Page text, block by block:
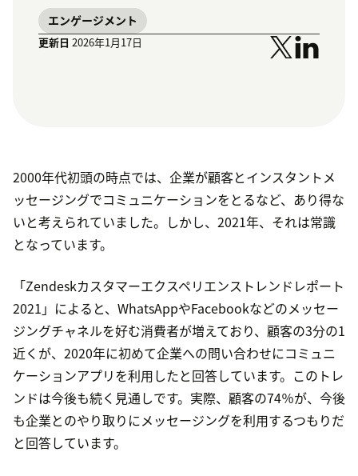
エンゲージメント
更新日 2026年1月17日
2000年代初頭の時点では、企業が顧客とインスタントメ
ッセージングでコミュニケーションをとるなど、あり得な
いと考えられていました。しかし、2021年、それは常識
となっています。
「Zendeskカスタマーエクスペリエンストレンドレポート
2021」によると、WhatsAppやFacebookなどのメッセー
ジングチャネルを好む消費者が増えており、顧客の3分の1
近くが、2020年に初めて企業への問い合わせにコミュニ
ケーションアプリを利用したと回答しています。このトレ
ンドは今後も続く見通しです。実際、顧客の74％が、今後
も企業とのやり取りにメッセージングを利用するつもりだ
と回答しています。